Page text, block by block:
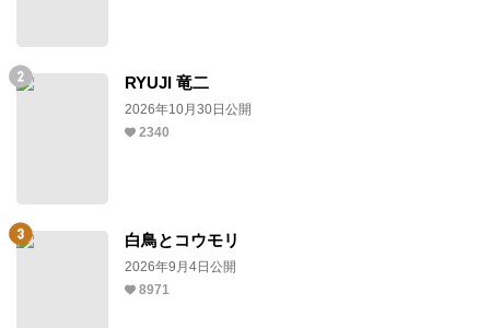
RYUJI 竜二
2026年10月30日公開
2340
白鳥とコウモリ
2026年9月4日公開
8971